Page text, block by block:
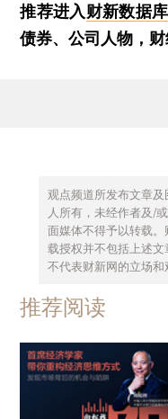
推荐进入财新数据库
债券、公司人物，财
观点频道所发布文章
人所有，未经作者及/
面媒体不得予以转载
载授权并不包括上述文
不代表财新网的立场和
推荐阅读